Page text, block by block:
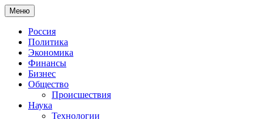
Меню
Россия
Политика
Экономика
Финансы
Бизнес
Общество
Происшествия
Наука
Технологии